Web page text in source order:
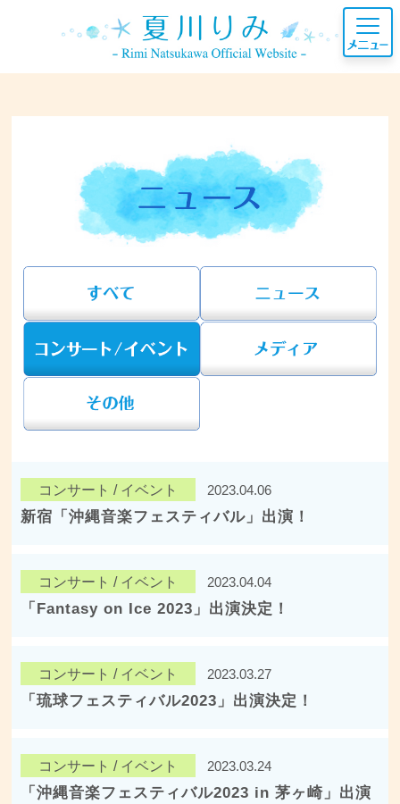
コンサート / イベント 2023.04.06
新宿「沖縄音楽フェスティバル」出演！
コンサート / イベント 2023.04.04
「Fantasy on Ice 2023」出演決定！
コンサート / イベント 2023.03.27
「琉球フェスティバル2023」出演決定！
コンサート / イベント 2023.03.24
「沖縄音楽フェスティバル2023 in 茅ヶ崎」出演